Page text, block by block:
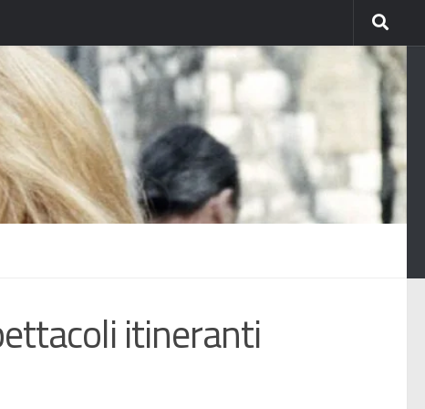
itineranti